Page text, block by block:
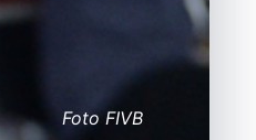
Foto FIVB